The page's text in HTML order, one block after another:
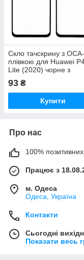
Скло тачскрину з OCA-
плівкою для Huawei
Lite (2020) чорне з
олеофобним
загартоване
93 ₴
Купити
Про нас
100% позитивних
Працює з
м. Одеса
Одеса, Україна
Контакти
Сьогодні
Показати весь